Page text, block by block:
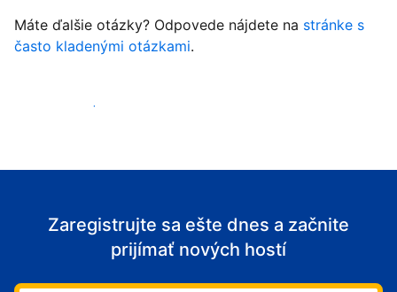
Máte ďalšie otázky? Odpovede nájdete na stránke s
často kladenými otázkami.
Začať prijímať hostí
Zaregistrujte sa ešte dnes a začnite
prijímať nových hostí